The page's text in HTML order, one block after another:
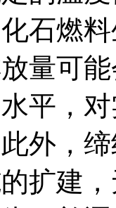
石燃
量可
平，
外，
扩建